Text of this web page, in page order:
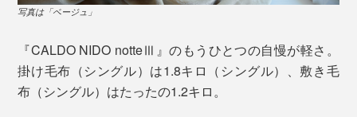
写真は「ベージュ」
仕上げ加工の要は、なんといっても「毛さばき」と「ポ
リシャー（つや出し）」。
写真は「ベージュ」
『CALDO NIDO notteⅢ』のもうひとつの自慢が軽さ。
掛け毛布（シングル）は1.8キロ（シングル）、敷き毛
布（シングル）はたったの1.2キロ。